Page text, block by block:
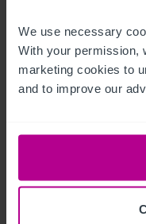
We use necessary
With your permission,
marketing cookies to
and to improve our
Beschreibung
Click Here For Access
Details